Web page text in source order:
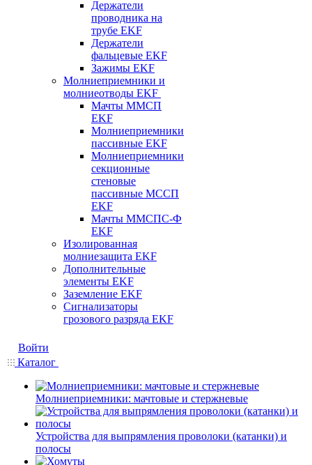
Держатели
проводника на
трубе EKF
Держатели
фальцевые EKF
Зажимы EKF
Молниеприемники и
молниеотводы EKF
Мачты ММСП
EKF
Молниеприемники
пассивные EKF
Молниеприемники
секционные
стеновые
пассивные МССП
EKF
Мачты ММСПС-Ф
EKF
Изолированная
молниезащита EKF
Дополнительные
элементы EKF
Заземление EKF
Сигнализаторы
грозового разряда EKF
Войти
Каталог
Молниеприемники: мачтовые и стержневые
Устройства для выпрямления проволоки (катанки) и
полосы